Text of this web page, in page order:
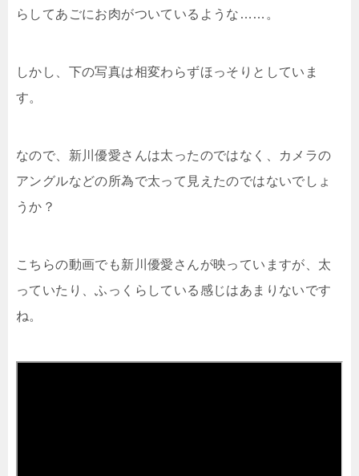
らしてあごにお肉がついているような……。
しかし、下の写真は相変わらずほっそりとしていま
す。
なので、新川優愛さんは太ったのではなく、カメラの
アングルなどの所為で太って見えたのではないでしょ
うか？
こちらの動画でも新川優愛さんが映っていますが、太
っていたり、ふっくらしている感じはあまりないです
ね。